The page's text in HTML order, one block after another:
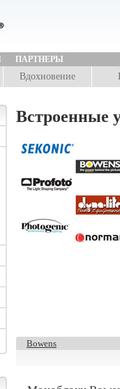
ПАРТНЕРЫ
Вдохновение
Встроенные
Bowens